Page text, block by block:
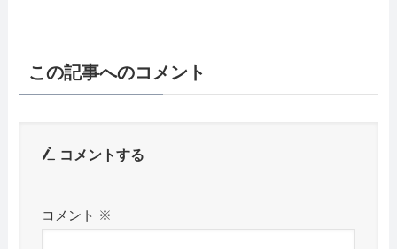
この記事へのコメント
コメントする
コメント ※